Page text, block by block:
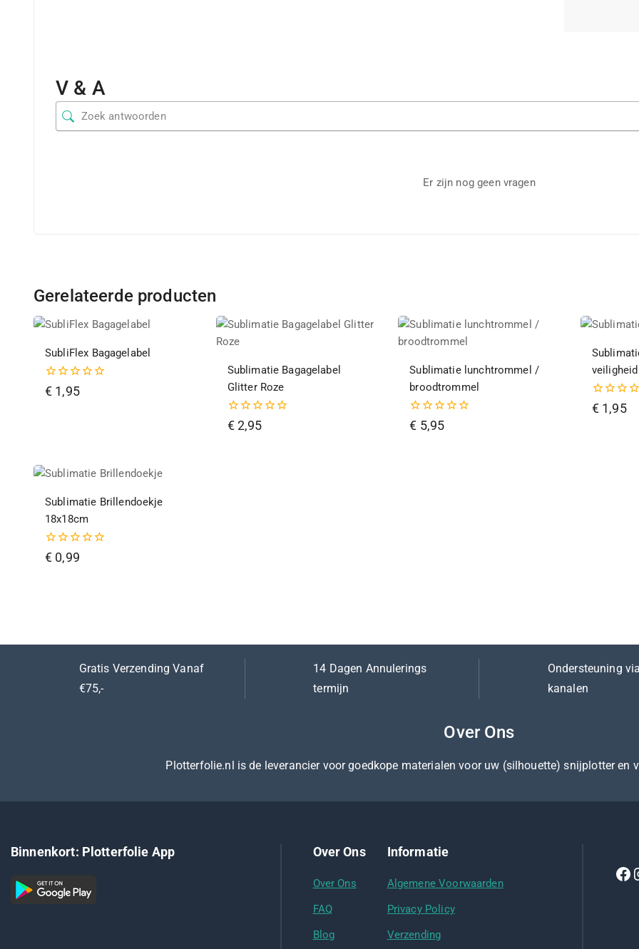
V & A
Er zijn nog geen vragen
Gerelateerde producten
SubliFlex Bagagelabel
0
van
€ 1,95
Sublimatie Bagagelabel
Glitter Roze
0
van
€2,95
Sublimatie lunchtrommel /
broodtrommel
0
van
€ 5,95
veiligheid
0
van
€ 1,95
Sublimatie Brillendoekje
18x18cm
0
van
€ 0,99
Gratis Verzending Vanaf
€75,-
14 Dagen Annulerings
termijn
Ondersteuning
kanalen
Over Ons
Plotterfolie.nl is de leverancier voor goedkope materialen voor uw (silhouette) snijplotter en
Binnenkort: Plotterfolie App Over Ons
Over Ons
FAQ
Blog
Informatie
Algemene Voorwaarden
Privacy Policy
Verzending